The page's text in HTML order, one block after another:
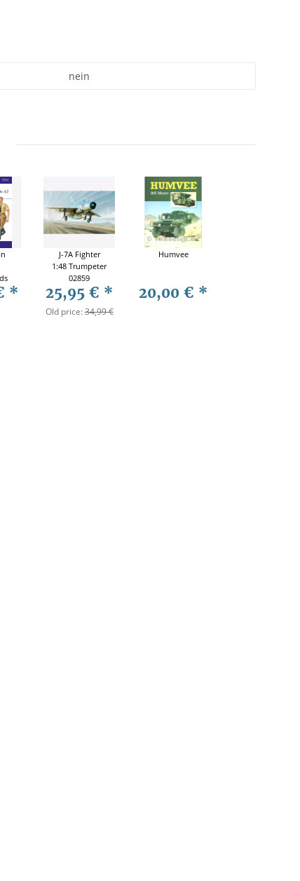
nein
*
J-7A Fighter
1:48 Trumpeter
02859
25,95 € *
Old price:34,99 €
Humvee
20,00 € *